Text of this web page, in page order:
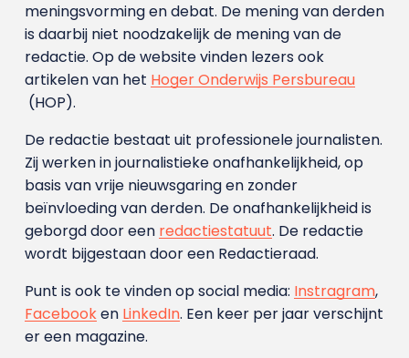
meningsvorming en debat. De mening van derden
is daarbij niet noodzakelijk de mening van de
redactie. Op de website vinden lezers ook
artikelen van het Hoger Onderwijs Persbureau
(HOP).
De redactie bestaat uit professionele journalisten.
Zij werken in journalistieke onafhankelijkheid, op
basis van vrije nieuwsgaring en zonder
beïnvloeding van derden. De onafhankelijkheid is
geborgd door een redactiestatuut. De redactie
wordt bijgestaan door een Redactieraad.
Punt is ook te vinden op social media: Instragram,
Facebooken LinkedIn. Een keer per jaar verschijnt
er een magazine.